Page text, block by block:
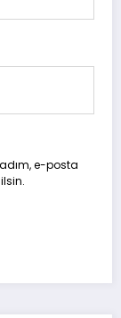
e-posta